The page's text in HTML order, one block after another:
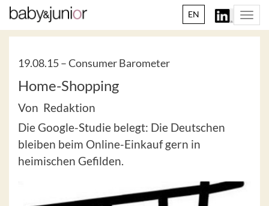
EN
19.08.15 –Consumer Barometer
Home-Shopping
Von Redaktion
Die Google-Studie belegt: Die Deutschen
bleiben beim Online-Einkauf gern in
heimischen Gefilden.